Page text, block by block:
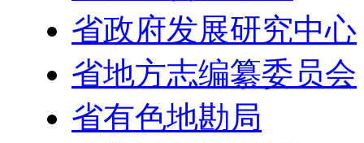
省政府发展研究中心
省地方志编纂委员会
省有色地勘局